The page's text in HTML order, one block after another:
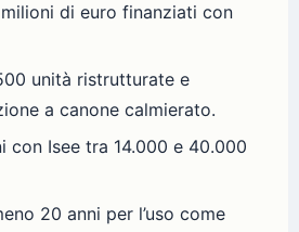
di euro finanziati con
unità ristrutturate e
a canone calmierato.
con Isee tra 14.000 e 40.000
20 anni per l’uso come